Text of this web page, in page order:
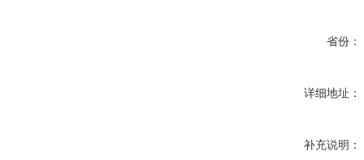
省份：
详细地址：
补充说明：